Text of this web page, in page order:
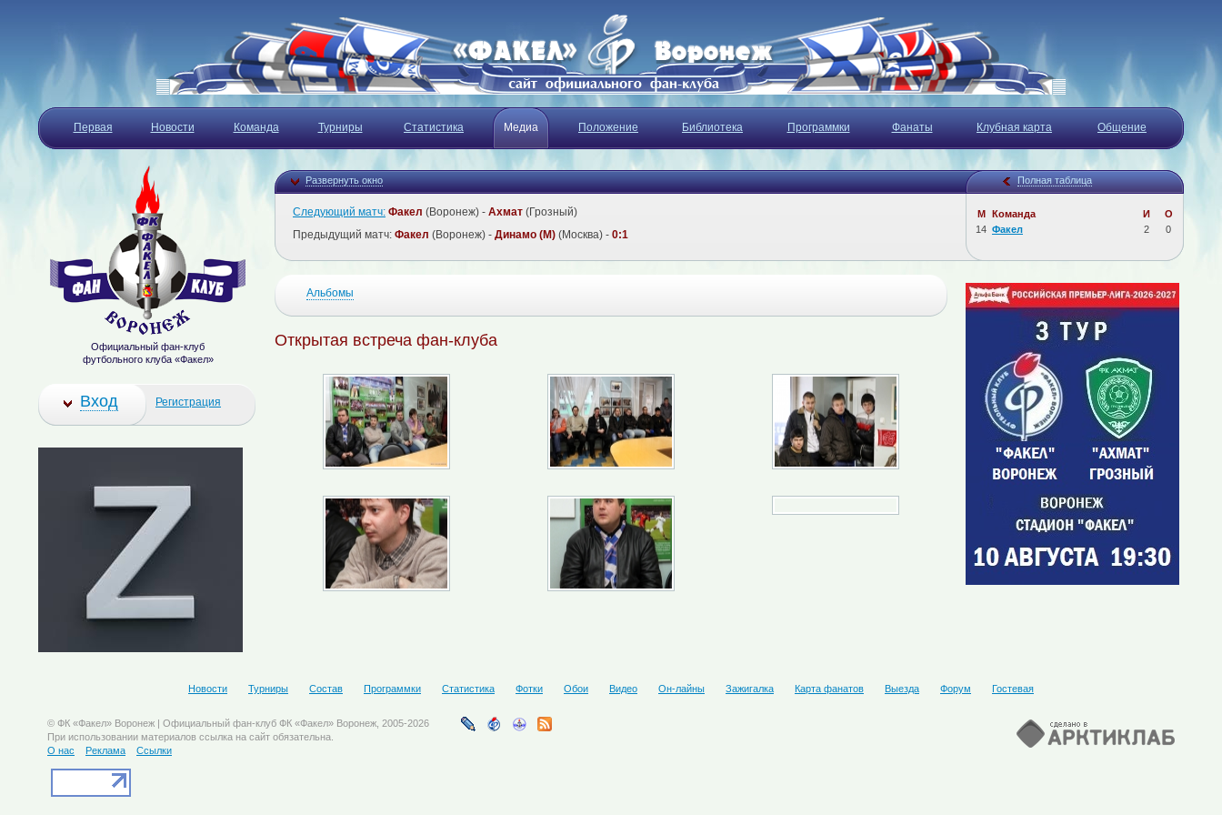
Первая Новости Команда Турниры Статистика Медиа Положение Библиотека Программки Фанаты Клубная карта Общение
Развернуть окно Полная таблица
М Команда И
О
14 Факел 2 0
Следующий матч: Факел (Воронеж) - Ахмат (Грозный)
Предыдущий матч: Факел (Воронеж) - Динамо (М) (Москва) - 0:1
Альбомы
Открытая встреча фан-клуба
Официальный фан-клуб
футбольного клуба «Факел»
Вход Регистрация
Новости Турниры Состав Программки Статистика Фотки Обои Видео Он-лайны Зажигалка Карта фанатов Выезда Форум Гостевая
© ФК «Факел» Воронеж | Официальный фан-клуб ФК «Факел» Воронеж, 2005-2026
При использовании материалов ссылка на сайт обязательна.
О нас
Реклама Ссылки